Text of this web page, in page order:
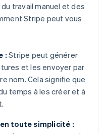
travail manuel et des
Stripe peut vous
:Stripe peut générer
et les envoyer par
nom. Cela signifie que
temps à les créer et à
toute simplicité :